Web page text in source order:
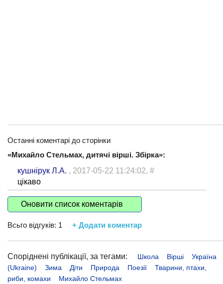
Останні коментарі до сторінки
«Михайло Стельмах, дитячі вірші. Збірка»:
кушнірук Л.А. , 2017-05-22 11:24:02, #
цікаво
Оновити список коментарів
Всьго відгуків: 1 + Додати коментар
Споріднені публікації, за тегами: Школа Вірші
Україна
(Ukraine)
Зима Діти Природа Поезії
Тварини, птахи,
риби, комахи
Михайло Стельмах